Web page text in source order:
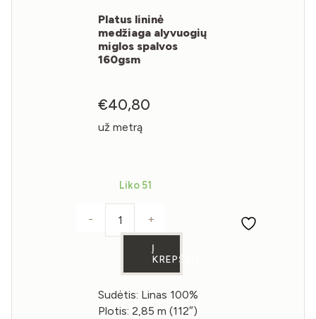
Platus lininė
medžiaga alyvuogių
miglos spalvos
160gsm
€40,80
už metrą
Liko 51
produkto kiekis: Platus lininė
- +
Į
KREPŠELĮ
Sudėtis: Linas 100%
Plotis: 2,85 m (112″)